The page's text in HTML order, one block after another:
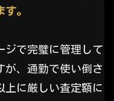
。
ジで完璧に管理して
が、通勤で使い倒さ
上に厳しい査定額に